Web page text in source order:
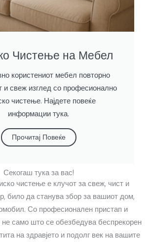
Чистење на Мебел
користениот мебел повторно
и свеж изглед со професионално
чистење. Најдете повеќе
информации тука.
Прочитај Повеќе
Секогаш тука за вас!
чистење е клучот за свеж, чист и
било да станува збор за вашиот дом,
Со професионален пристап и
само што се обезбедува беспрекорен
на здравјето и подолг век на вашите